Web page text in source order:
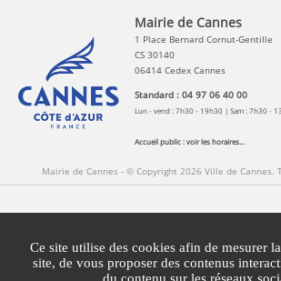
Mairie de Cannes
1 Place Bernard Cornut-Gentille
CS 30140
06414 Cedex Cannes
Standard : 04 97 06 40 00
Lun - vend : 7h30 - 19h30 | Sam : 7h30 -
Accueil public :voir les horaires...
Mairie de Cannes - © Copyright 2026 Ville de Cannes.
Mentions légales Agglomération
Ce site utilise des cookies afin de mesurer
site, de vous proposer des contenus